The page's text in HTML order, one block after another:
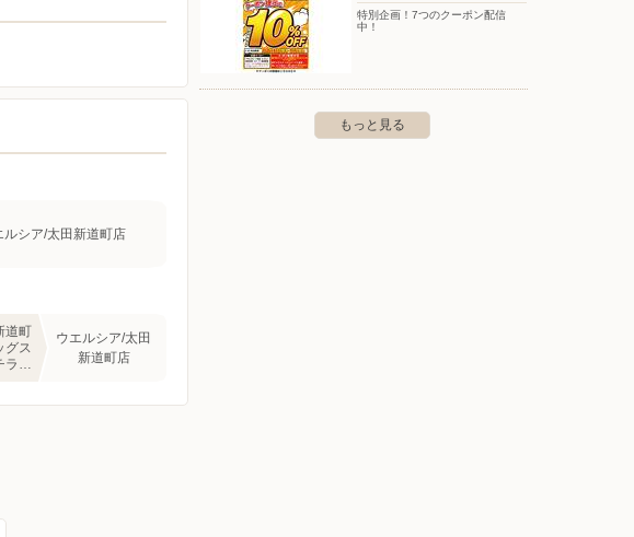
ルシア/太田新道町店
道町
グス
シ
ウエルシア/太田
新道町店
特別企画！7つのクーポン配信
中！
もっと見る